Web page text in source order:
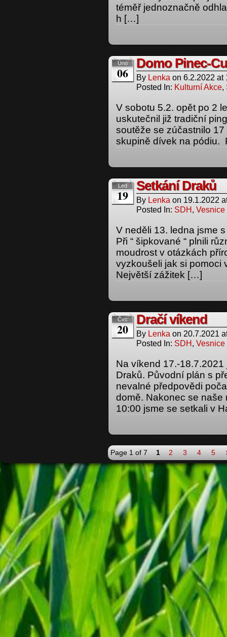
téměř jednoznačně
h […]
Úno
06
Domo Pinec-
By Lenka on 6.2.2022 at
Posted In: Kulturní Akce,
V sobotu 5.2. opět po 2
uskutečnil již tradiční
soutěže se zúčastnilo
skupině dívek na pódiu.
Led
19
Setkání Draků
By Lenka on 19.1.2022
Posted In: SDH, Vesnice
V neděli 13. ledna jsme
Při “ šipkované “ plnili
moudrost v otázkách
vyzkoušeli jak si pomoci
Největší zážitek […]
Čvc
20
Dračí víkend
By Lenka on 20.7.2021
Posted In: SDH, Vesnice
Na víkend 17.-
Draků. Původní plán s
nevalné předpovědi
domě. Nakonec se naše
10:00 jsme se setkali v
Page 1 of 7 1 2 3 4 5